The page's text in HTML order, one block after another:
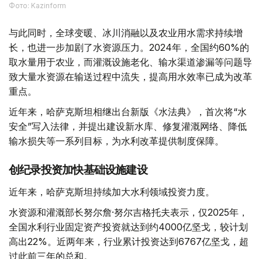
Фото: Kazinform
与此同时，全球变暖、冰川消融以及农业用水需求持续增
长，也进一步加剧了水资源压力。2024年，全国约60%的
取水量用于农业，而灌溉设施老化、输水渠道渗漏等问题导
致大量水资源在输送过程中流失，提高用水效率已成为改革
重点。
近年来，哈萨克斯坦相继出台新版《水法典》，首次将“水
安全”写入法律，并提出建设新水库、修复灌溉网络、降低
输水损失等一系列目标，为水利改革提供制度保障。
创纪录投资加快基础设施建设
近年来，哈萨克斯坦持续加大水利领域投资力度。
水资源和灌溉部长努尔詹·努尔吉格托夫表示，仅2025年，
全国水利行业固定资产投资就达到约4000亿坚戈，较计划
高出22%。近两年来，行业累计投资达到6767亿坚戈，超
过此前三年的总和。